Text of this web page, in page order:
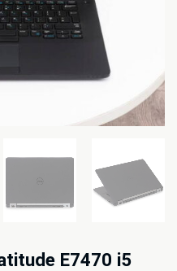
E7470 i5